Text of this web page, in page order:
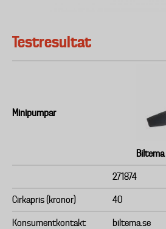
Testresultat
Minipumpar
Biltema
271874
Cirkapris (kronor) 40
Konsumentkontakt biltema.se